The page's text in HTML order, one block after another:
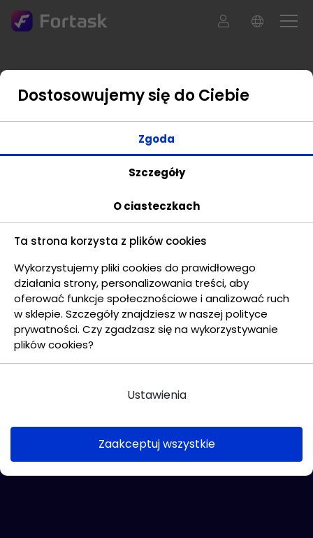
Dostosowujemy się do Ciebie
Zgoda
Szczegóły
O ciasteczkach
Ta strona korzysta z plików cookies
Wykorzystujemy pliki cookies do prawidłowego
działania strony, personalizowania treści, aby
oferować funkcje społecznościowe i analizować ruch
w sklepie. Szczegóły znajdziesz w naszej polityce
prywatności. Czy zgadzasz się na wykorzystywanie
plików cookies?
Ustawienia
Zaakceptuj wszystkie